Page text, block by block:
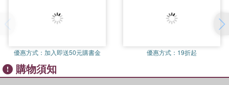
performing complex rhythms of contemporary music, and revealing
優惠方式： 加入即送50元購書金 優惠方式： 19折起
購物須知